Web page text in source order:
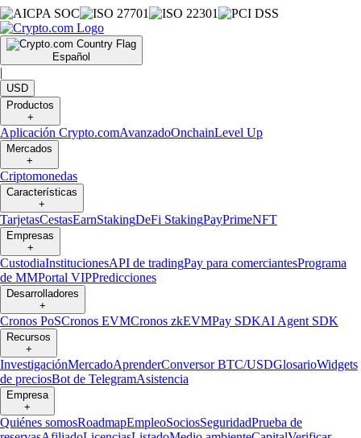
Español
|
USD
Productos
+
Aplicación Crypto.comAvanzadoOnchainLevel Up
Mercados
+
Criptomonedas
Características
+
TarjetasCestasEarnStakingDeFi StakingPayPrimeNFT
Empresas
+
CustodiaInstitucionesAPI de tradingPay para comerciantesPrograma
de MMPortal VIPPredicciones
Desarrolladores
+
Cronos PoSCronos EVMCronos zkEVMPay SDKAI Agent SDK
Recursos
+
InvestigaciónMercadoAprenderConversor BTC/USDGlosarioWidgets
de preciosBot de TelegramAsistencia
Empresa
+
Quiénes somosRoadmapEmpleoSociosSeguridadPrueba de